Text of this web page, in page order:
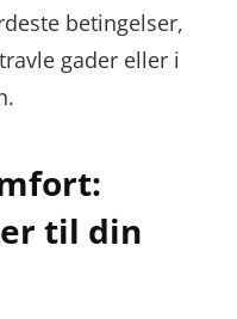
betingelser,
gader eller i
til din